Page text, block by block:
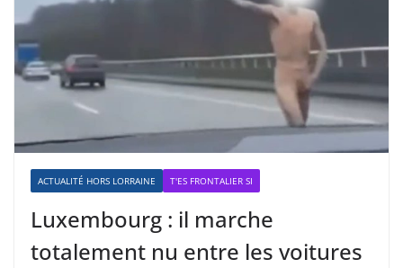
ACTUALITÉ HORS LORRAINE T'ES FRONTALIER SI
Luxembourg : il marche
totalement nu entre les voitures